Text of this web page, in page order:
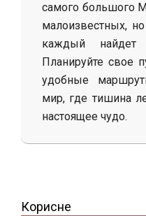
самого большого
малоизвестных,
каждый найдет
Планируйте свое
удобные
мир, где тишина
настоящее чудо.
2025-
Корисне